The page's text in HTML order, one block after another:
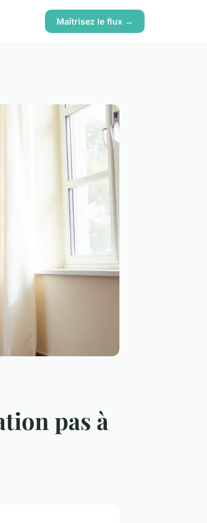
Maîtrisez le flux →
pas à